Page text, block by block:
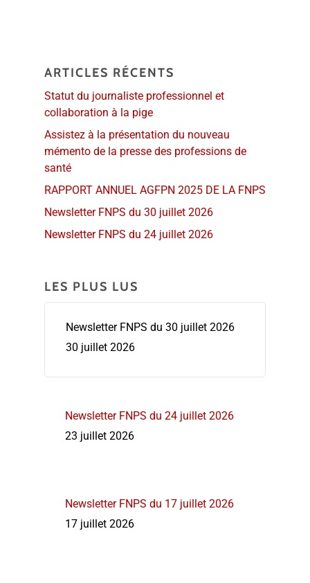
ARTICLES RÉCENTS
Statut du journaliste professionnel et
collaboration à la pige
Assistez à la présentation du nouveau
mémento de la presse des professions de
santé
RAPPORT ANNUEL AGFPN 2025 DE LA FNPS
Newsletter FNPS du 30 juillet 2026
Newsletter FNPS du 24 juillet 2026
LES PLUS LUS
Newsletter FNPS du 30 juillet 2026
30 juillet 2026
Newsletter FNPS du 24 juillet 2026
23 juillet 2026
Newsletter FNPS du 17 juillet 2026
17 juillet 2026